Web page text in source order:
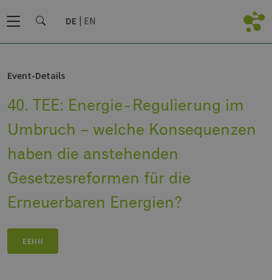
DE EN
Event-Details
40. TEE: Energie‑Regulierung im
Umbruch – welche Konsequenzen
haben die anstehenden
Gesetzesreformen für die
Erneuerbaren Energien?
EEHH